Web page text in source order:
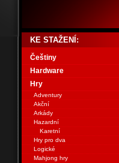
KE STAŽENÍ:
Češtiny
Hardware
Hry
Adventury
Akční
Arkády
Hazardní
Karetní
Hry pro dva
Logické
Mahjong hry